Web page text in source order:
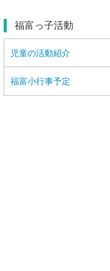
福富っ子活動
児童の活動紹介
福富小行事予定